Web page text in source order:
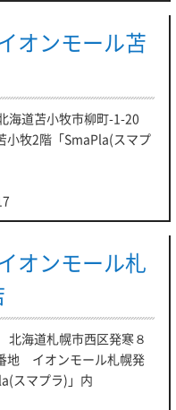
ター川口店】
調は修理いたし
：00～20：00 となっ
ただいております。
オンモール苫
海道苫小牧市柳町-1-20
小牧2階「SmaPla(スマプ
オンモール札
海道札幌市西区発寒８
地 イオンモール札幌発
スマプラ)」内